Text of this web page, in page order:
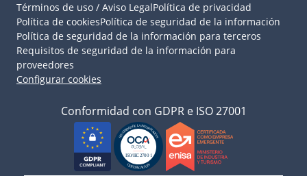
Términos de uso / Aviso LegalPolítica de privacidad
Política de cookiesPolítica de seguridad de la información
Política de seguridad de la información para terceros
Requisitos de seguridad de la información para
proveedores
Configurar cookies
Conformidad con GDPR e ISO 27001